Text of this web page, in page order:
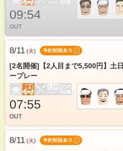
09:54
OUT
8/11 (火)
[2名開催]【2人目まで5,500円】土
ープレー
07:55
OUT
8/11 (火)